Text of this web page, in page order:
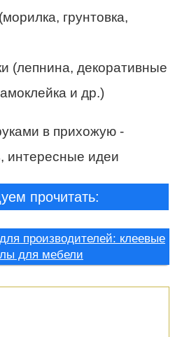
грунтовка,
(лепнина, декоративные
и др.)
прочитать:
производителей: клеевые
для мебели